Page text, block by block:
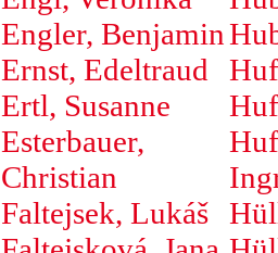
Engler, Benjamin
Ernst, Edeltraud
Ertl, Susanne
Esterbauer,
Christian
Faltejsek, Lukáš